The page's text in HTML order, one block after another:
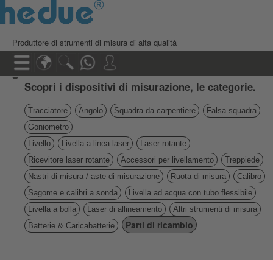
Produttore di strumenti di misura di alta qualità
Scopri i dispositivi di misurazione, le categorie.
Tracciatore Angolo Squadra da carpentiere
Falsa squadra
Goniometro
Livello
Livella a linea laser
Laser rotante
Ricevitore laser rotante
Accessori per livellamento
Treppiede
Nastri di misura / aste di misurazione
Ruota di misura
Calibro
Sagome e calibri a sonda
Livella ad acqua con tubo flessibile
Livella a bolla
Laser di allineamento
Altri strumenti di misura
Batterie & Caricabatterie
Parti di ricambio